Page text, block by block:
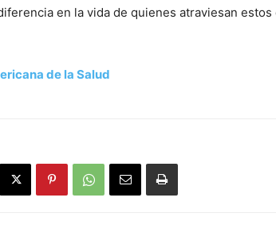
en la vida de quienes atraviesan estos